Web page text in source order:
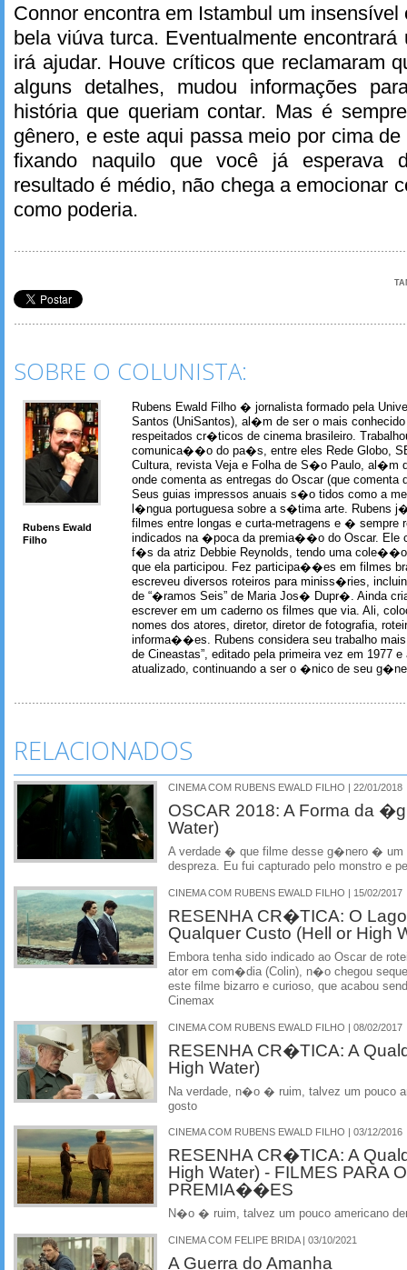
Connor encontra em Istambul um
bela viúva turca. Eventualmente
irá ajudar. Houve críticos que reclamaram
alguns detalhes, mudou informações
história que queriam contar. Mas é
gênero, e este aqui passa meio por cima
fixando naquilo que você já esperava
resultado é médio, não chega a emocionar
como poderia.
SOBRE O COLUNISTA:
Rubens Ewald
Filho
Rubens Ewald Filho � jornalista formado pela
Santos (UniSantos), al�m de ser o mais
respeitados cr�ticos de cinema brasileiro.
comunica��o do pa�s, entre eles Rede Globo,
Cultura, revista Veja e Folha de S�o Paulo, al�m
onde comenta as entregas do Oscar (que comenta
Seus guias impressos anuais s�o tidos como a
l�ngua portuguesa sobre a s�tima arte. Rubens
filmes entre longas e curta-metragens e � sempre
indicados na �poca da premia��o do Oscar. Ele
f�s da atriz Debbie Reynolds, tendo uma
que ela participou. Fez participa��es em filmes
escreveu diversos roteiros para miniss�ries,
de “�ramos Seis” de Maria Jos� Dupr�. Ainda
escrever em um caderno os filmes que via. Ali,
nomes dos atores, diretor, diretor de fotografia,
informa��es. Rubens considera seu trabalho
de Cineastas”, editado pela primeira vez em 1977 e
atualizado, continuando a ser o �nico de seu
RELACIONADOS
CINEMA COM RUBENS EWALD FILHO | 22/01/2018
OSCAR 2018: A Forma da
Water)
A verdade � que filme desse g�nero � um
despreza. Eu fui capturado pelo monstro e
CINEMA COM RUBENS EWALD FILHO | 15/02/2017
RESENHA CR�TICA: O
Qualquer Custo (Hell or High
Embora tenha sido indicado ao Oscar de
ator em com�dia (Colin), n�o chegou
este filme bizarro e curioso, que acabou
Cinemax
CINEMA COM RUBENS EWALD FILHO | 08/02/2017
RESENHA CR�TICA: A
High Water)
Na verdade, n�o � ruim, talvez um pouco
gosto
CINEMA COM RUBENS EWALD FILHO | 03/12/2016
RESENHA CR�TICA: A
High Water) - FILMES PARA
PREMIA��ES
N�o � ruim, talvez um pouco americano
CINEMA COM FELIPE BRIDA | 03/10/2021
A Guerra do Amanha